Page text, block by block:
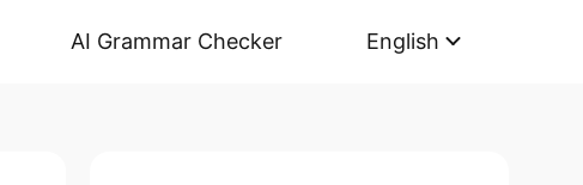
AI Grammar Checker English